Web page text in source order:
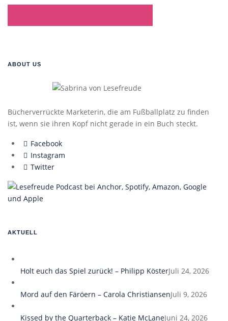
ABOUT US
Bücherverrückte Marketerin, die am Fußballplatz zu finden
ist, wenn sie ihren Kopf nicht gerade in ein Buch steckt.
Facebook
Instagram
Twitter
AKTUELL
Holt euch das Spiel zurück! – Philipp KösterJuli 24, 2026
Mord auf den Färöern – Carola ChristiansenJuli 9, 2026
Kissed by the Quarterback – Katie McLaneJuni 24, 2026